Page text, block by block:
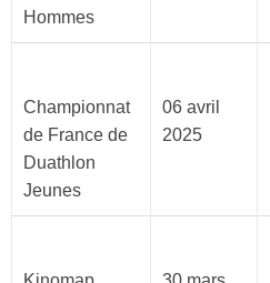
Hommes
Championnat
de France de
Duathlon
Jeunes
06 avril
2025